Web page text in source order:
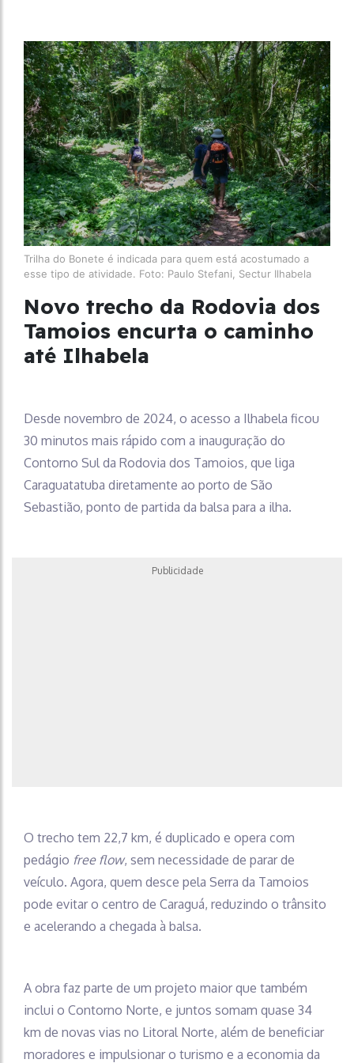
Trilha do Bonete é indicada para quem está acostumado a
esse tipo de atividade. Foto: Paulo Stefani, Sectur Ilhabela
Novo trecho da Rodovia dos
Tamoios encurta o caminho
até Ilhabela
Desde novembro de 2024, o acesso a Ilhabela ficou
30 minutos mais rápido com a inauguração do
Contorno Sul da Rodovia dos Tamoios, que liga
Caraguatatuba diretamente ao porto de São
Sebastião, ponto de partida da balsa para a ilha.
Publicidade
O trecho tem 22,7 km, é duplicado e opera com
pedágio free flow, sem necessidade de parar de
veículo. Agora, quem desce pela Serra da Tamoios
pode evitar o centro de Caraguá, reduzindo o trânsito
e acelerando a chegada à balsa.
A obra faz parte de um projeto maior que também
inclui o Contorno Norte, e juntos somam quase 34
km de novas vias no Litoral Norte, além de beneficiar
moradores e impulsionar o turismo e a economia da